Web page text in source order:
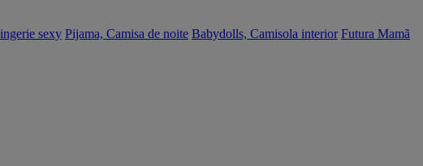
sexy Pijama, Camisa de noite Babydolls, Camisola interior Futura Mamã